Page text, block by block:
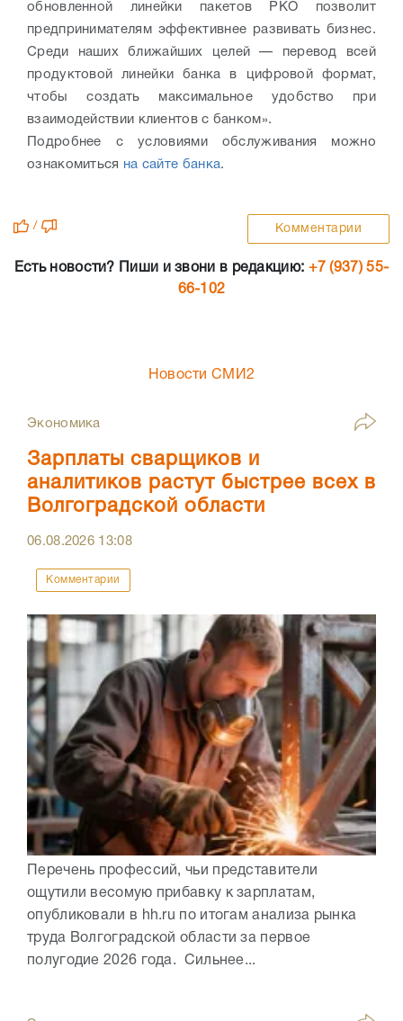
обновленной линейки пакетов РКО позволит
предпринимателям эффективнее развивать бизнес.
Среди наших ближайших целей — перевод всей
продуктовой линейки банка в цифровой формат,
чтобы создать максимальное удобство при
взаимодействии клиентов с банком».
Подробнее с условиями обслуживания можно
ознакомиться на сайте банка.
/ Комментарии
Есть новости? Пиши и звони в редакцию: +7 (937) 55-
66-102
Новости СМИ2
Экономика
Зарплаты сварщиков и
аналитиков растут быстрее всех в
Волгоградской области
06.08.2026 13:08
Комментарии
Перечень профессий, чьи представители
ощутили весомую прибавку к зарплатам,
опубликовали в hh.ru по итогам анализа рынка
труда Волгоградской области за первое
полугодие 2026 года. Сильнее...